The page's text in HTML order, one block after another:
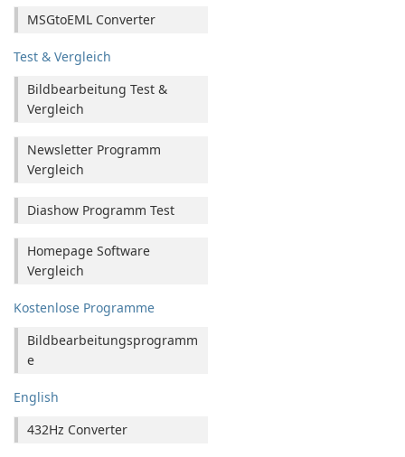
MSGtoEML Converter
Test & Vergleich
Bildbearbeitung Test &
Vergleich
Newsletter Programm
Vergleich
Diashow Programm Test
Homepage Software
Vergleich
Kostenlose Programme
Bildbearbeitungsprogramm
e
English
432Hz Converter